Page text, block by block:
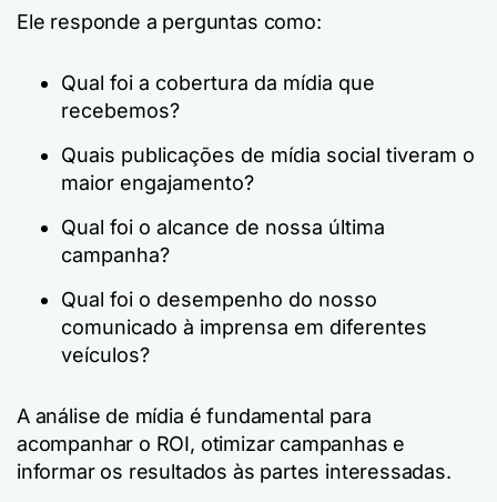
Ele responde a perguntas como:
Qual foi a cobertura da mídia que
recebemos?
Quais publicações de mídia social tiveram o
maior engajamento?
Qual foi o alcance de nossa última
campanha?
Qual foi o desempenho do nosso
comunicado à imprensa em diferentes
veículos?
A análise de mídia é fundamental para
acompanhar o ROI, otimizar campanhas e
informar os resultados às partes interessadas.